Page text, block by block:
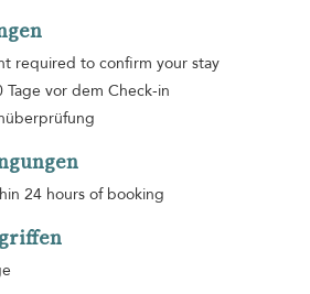
required to confirm your stay
vor dem Check-in
24 hours of booking